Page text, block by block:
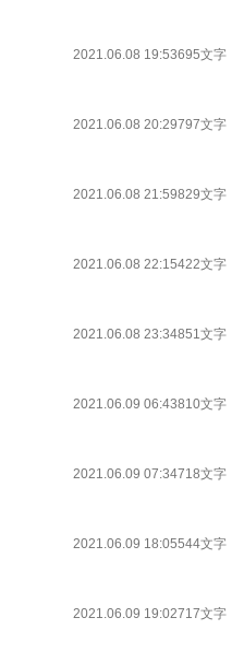
2021.06.08 19:53695文字
2021.06.08 20:29797文字
2021.06.08 21:59829文字
2021.06.08 22:15422文字
2021.06.08 23:34851文字
2021.06.09 06:43810文字
2021.06.09 07:34718文字
2021.06.09 18:05544文字
2021.06.09 19:02717文字